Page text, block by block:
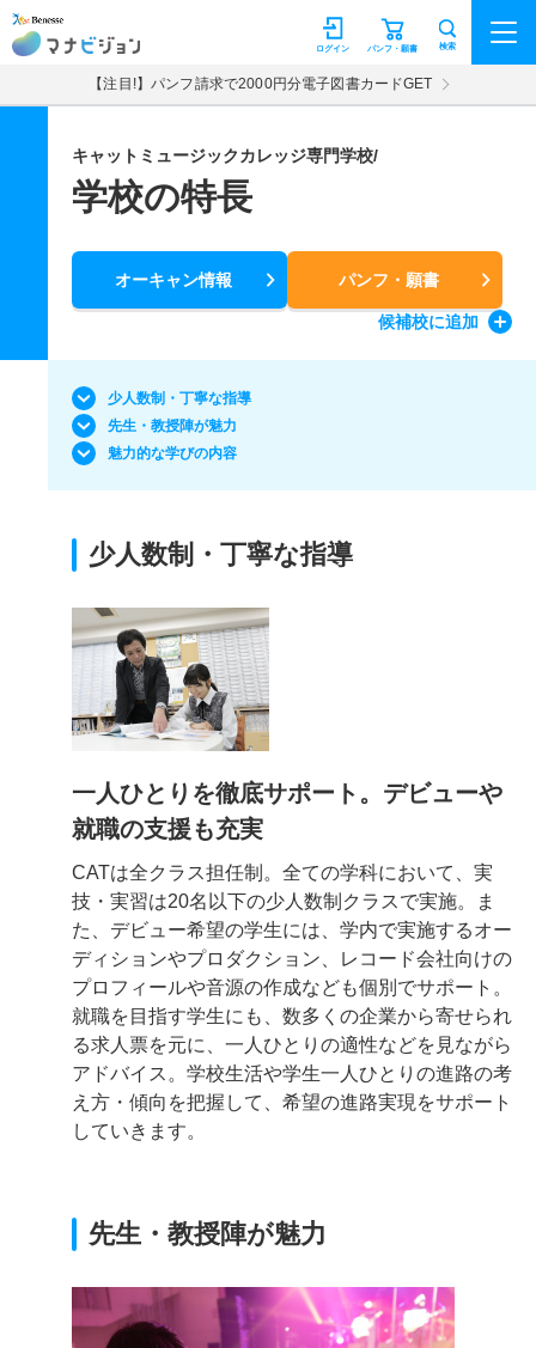
マナビジョン パンフ・願書
ログイン 検索
【注目!】パンフ請求で2000円分電子図書カードGET
キャットミュージックカレッジ専門学校/
学校の特長
オーキャン情報 パンフ・願書
候補校に追加
少人数制・丁寧な指導
先生・教授陣が魅力
魅力的な学びの内容
少人数制・丁寧な指導
一人ひとりを徹底サポート。デビューや
就職の支援も充実
CATは全クラス担任制。全ての学科において、実
技・実習は20名以下の少人数制クラスで実施。ま
た、デビュー希望の学生には、学内で実施するオー
ディションやプロダクション、レコード会社向けの
プロフィールや音源の作成なども個別でサポート。
就職を目指す学生にも、数多くの企業から寄せられ
る求人票を元に、一人ひとりの適性などを見ながら
アドバイス。学校生活や学生一人ひとりの進路の考
え方・傾向を把握して、希望の進路実現をサポート
していきます。
先生・教授陣が魅力